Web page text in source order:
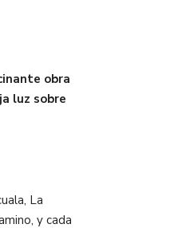
obra
luz sobre
La
y cada